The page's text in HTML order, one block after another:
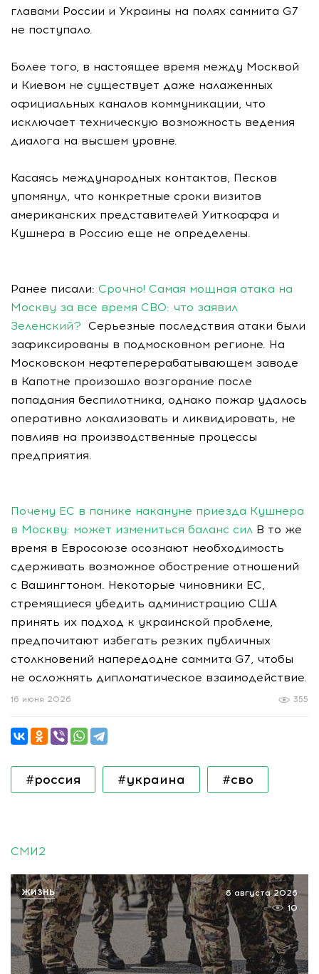
главами России и Украины на полях саммита G7
не поступало.
Более того, в настоящее время между Москвой
и Киевом не существует даже налаженных
официальных каналов коммуникации, что
исключает техническую возможность ведения
диалога на высшем уровне.
Касаясь международных контактов, Песков
упомянул, что конкретные сроки визитов
американских представителей Уиткоффа и
Кушнера в Россию еще не определены.
Ранее писали: Срочно! Самая мощная атака на
Москву за все время СВО: что заявил
Зеленский? Серьезные последствия атаки были
зафиксированы в подмосковном регионе. На
Московском нефтеперерабатывающем заводе
в Капотне произошло возгорание после
попадания беспилотника, однако пожар удалось
оперативно локализовать и ликвидировать, не
повлияв на производственные процессы
предприятия.
Почему ЕС в панике накануне приезда Кушнера
в Москву: может измениться баланс сил В то же
время в Евросоюзе осознают необходимость
сдерживать возможное обострение отношений
с Вашингтоном. Некоторые чиновники ЕС,
стремящиеся убедить администрацию США
принять их подход к украинской проблеме,
предпочитают избегать резких публичных
столкновений напередодне саммита G7, чтобы
не осложнять дипломатическое взаимодействие.
355
16 июня 2026
#россия #украина #сво
СМИ2
6 августа 2026
10
ЖИЗНЬ